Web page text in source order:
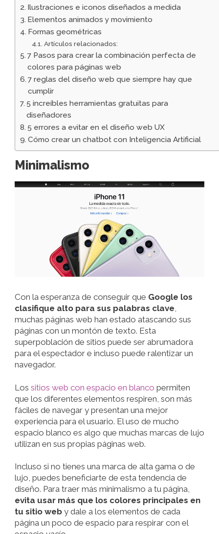
Ilustraciones e iconos diseñados a medida
Elementos animados y movimiento
Formas geométricas
Artículos relacionados:
7 Pasos para crear la combinación perfecta de
colores para páginas web
7 reglas del diseño web que siempre hay que
cumplir
5 increíbles herramientas gratuitas para
diseñadores
5 errores a evitar en el diseño web UX
Cómo crear un chatbot con Inteligencia Artificial
Minimalismo
Con la esperanza de conseguir que Google los
clasifique alto para sus palabras clave
muchas páginas web han estado atascando sus
páginas con un montón de texto. Esta
superpoblación de sitios puede ser abrumadora
para el espectador e incluso puede ralentizar un
navegador.
Los sitios web con espacio en blanco permiten
que los diferentes elementos respiren, son más
fáciles de navegar y presentan una mejor
experiencia para el usuario. El uso de mucho
espacio blanco es algo que muchas marcas de lujo
utilizan en sus propias páginas web.
Incluso si no tienes una marca de alta gama o de
lujo, puedes beneficiarte de esta tendencia de
diseño. Para traer más minimalismo a tu página,
evita usar más que los colores principales en
tu sitio web y dale a los elementos de cada
página un poco de espacio para respirar con el